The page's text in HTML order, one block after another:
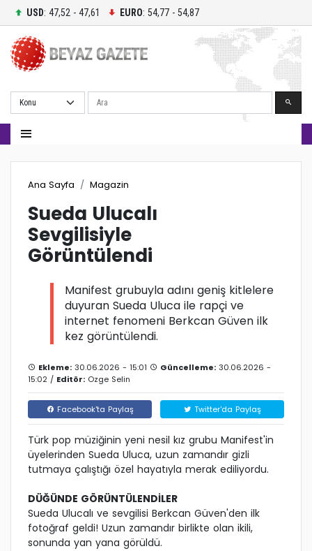
USD: 47,52 - 47,61 EURO: 54,77 - 54,87
Ara
Ana Sayfa Magazin
Sueda Ulucalı
Sevgilisiyle
Görüntülendi
Manifest grubuyla adını geniş kitlelere
duyuran Sueda Uluca ile rapçi ve
internet fenomeni Berkcan Güven ilk
kez görüntülendi.
Ekleme: 30.06.2026 - 15:01 Güncelleme: 30.06.2026 -
15:02 / Editör: Ozge Selin
Facebook'ta Paylaş Twitter'da Paylaş
Türk pop müziğinin yeni nesil kız grubu Manifest'in
üyelerinden Sueda Uluca, uzun zamandır gizli
tutmaya çalıştığı özel hayatıyla merak ediliyordu.
DÜĞÜNDE GÖRÜNTÜLENDİLER
Sueda Ulucalı ve sevgilisi Berkcan Güven'den ilk
fotoğraf geldi! Uzun zamandır birlikte olan ikili,
sonunda yan yana görüldü.